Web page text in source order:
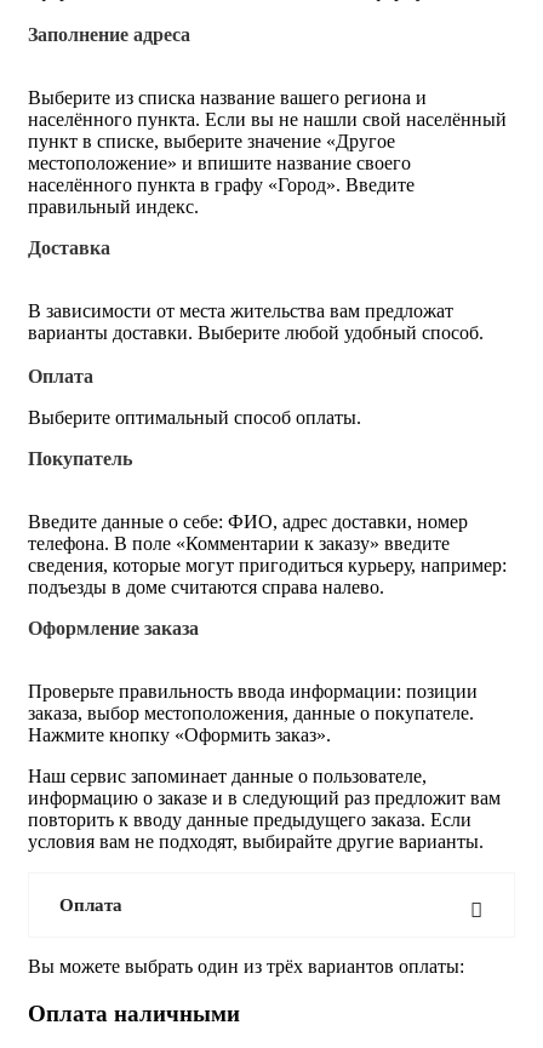
Заполнение адреса
Выберите из списка название вашего региона и
населённого пункта. Если вы не нашли свой населённый
пункт в списке, выберите значение «Другое
местоположение» и впишите название своего
населённого пункта в графу «Город». Введите
правильный индекс.
Доставка
В зависимости от места жительства вам предложат
варианты доставки. Выберите любой удобный способ.
Оплата
Выберите оптимальный способ оплаты.
Покупатель
Введите данные о себе: ФИО, адрес доставки, номер
телефона. В поле «Комментарии к заказу» введите
сведения, которые могут пригодиться курьеру, например:
подъезды в доме считаются справа налево.
Оформление заказа
Проверьте правильность ввода информации: позиции
заказа, выбор местоположения, данные о покупателе.
Нажмите кнопку «Оформить заказ».
Наш сервис запоминает данные о пользователе,
информацию о заказе и в следующий раз предложит вам
повторить к вводу данные предыдущего заказа. Если
условия вам не подходят, выбирайте другие варианты.
Оплата
Вы можете выбрать один из трёх вариантов оплаты:
Оплата наличными